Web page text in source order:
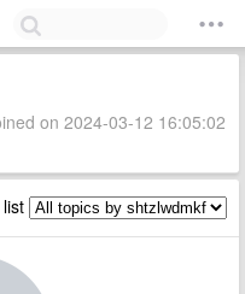
on 2024-03-12 16:05:02